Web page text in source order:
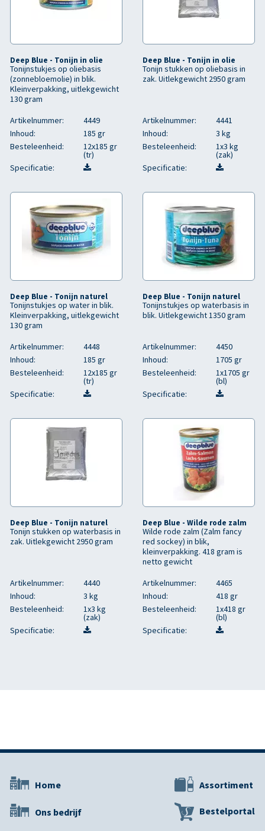
Deep Blue - Tonijn in olie
Tonijnstukjes op oliebasis
(zonnebloemolie) in blik.
Kleinverpakking, uitlekgewicht
130 gram
Artikelnummer:
4449
Inhoud:
185 gr
Besteleenheid:
12x185 gr
(tr)
Specificatie:
Deep Blue - Tonijn in olie
Tonijn stukken op oliebasis in
zak. Uitlekgewicht 2950 gram
Artikelnummer:
4441
Inhoud:
3 kg
Besteleenheid:
1x3 kg
(zak)
Specificatie:
Deep Blue - Tonijn naturel
Tonijnstukjes op water in blik.
Kleinverpakking, uitlekgewicht
130 gram
Artikelnummer:
4448
Inhoud:
185 gr
Besteleenheid:
12x185 gr
(tr)
Specificatie:
Deep Blue - Tonijn naturel
Tonijnstukjes op waterbasis in
blik. Uitlekgewicht 1350 gram
Artikelnummer:
4450
Inhoud:
1705 gr
Besteleenheid:
1x1705 gr
(bl)
Specificatie:
Deep Blue - Tonijn naturel
Tonijn stukken op waterbasis in
zak. Uitlekgewicht 2950 gram
Artikelnummer:
4440
Inhoud:
3 kg
Besteleenheid:
1x3 kg
(zak)
Specificatie:
Deep Blue - Wilde rode zalm
Wilde rode zalm (Zalm fancy
red sockey) in blik,
kleinverpakking. 418 gram is
netto gewicht
Artikelnummer:
4465
Inhoud:
418 gr
Besteleenheid:
1x418 gr
(bl)
Specificatie:
Home
Ons bedrijf
Assortiment
Bestelportal